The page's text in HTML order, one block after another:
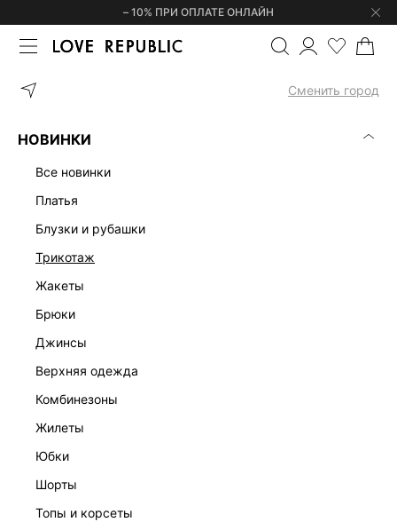
– 10% ПРИ ОПЛАТЕ ОНЛАЙН
Сменить город
НОВИНКИ
все новинки
платья
блузки и рубашки
трикотаж
жакеты
брюки
джинсы
верхняя одежда
комбинезоны
жилеты
юбки
шорты
топы и корсеты
ГЛАВНАЯ ПРИТАЛЕННОЕ ПЛАТЬЕ МИНИ